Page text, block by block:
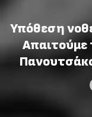
Υπόθεση